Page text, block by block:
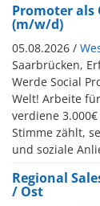
Promoter als
(m/w/d)
05.08.2026 /
Saarbrücken,
Werde Social
Welt! Arbeite
verdiene
Stimme zählt,
und soziale
Regional
/ Ost